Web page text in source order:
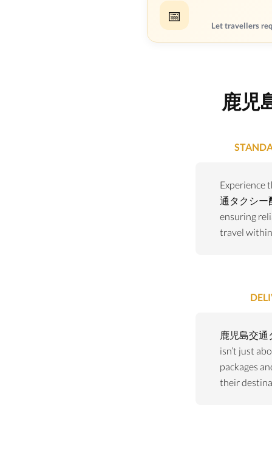
📅
Let travellers
鹿児
Experience
通タクシー
ensuring
travel
鹿児島交
isn’t just
packages
their